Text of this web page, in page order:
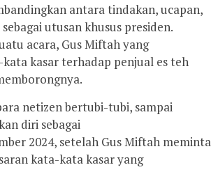
antara tindakan, ucapan,
utusan khusus presiden.
acara, Gus Miftah yang
kasar terhadap penjual es teh
netizen bertubi-tubi, sampai
diri sebagai
2024, setelah Gus Miftah meminta
kata-kata kasar yang